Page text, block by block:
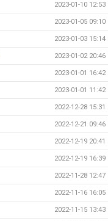
2023-01-10 12:53
2023-01-05 09:10
2023-01-03 15:14
2023-01-02 20:46
2023-01-01 16:42
2023-01-01 11:42
2022-12-28 15:31
2022-12-21 09:46
2022-12-19 20:41
2022-12-19 16:39
2022-11-28 12:47
2022-11-16 16:05
2022-11-15 13:43